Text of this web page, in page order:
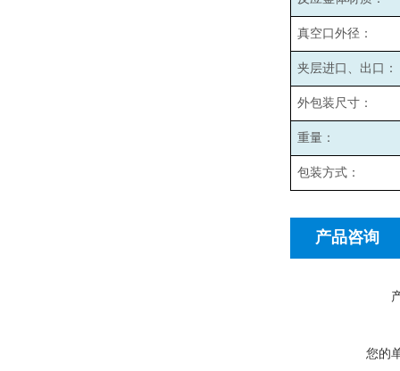
真空口外径：
夹层进口、出口：
外包装尺寸：
重量：
包装方式：
产品咨询
您的